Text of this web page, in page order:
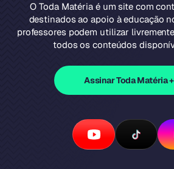
O Toda Matéria é um site com
destinados ao apoio à educação
professores podem utilizar
todos os conteúdos
Assinar Toda Matéria +